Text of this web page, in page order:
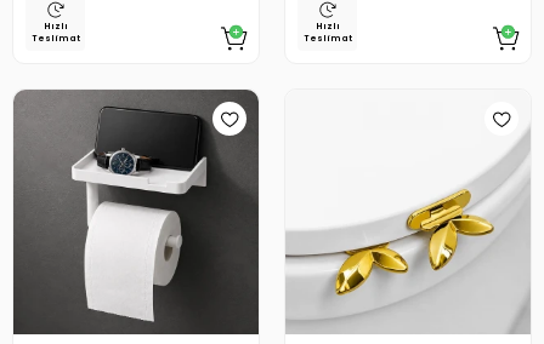
Hızlı
Teslimat
Hızlı
Teslimat